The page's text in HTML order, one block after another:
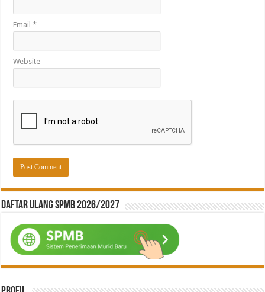
Email*
Website
Daftar ulang SPMB 2026/2027